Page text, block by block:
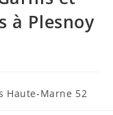
à Plesnoy
Haute-Marne 52